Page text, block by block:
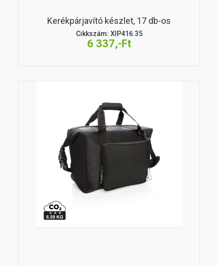
Kerékpárjavító készlet, 17 db-os
Cikkszám: XIP416.35
6 337,-Ft